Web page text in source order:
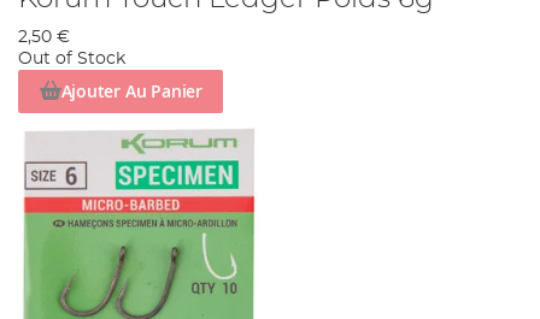
2,50 €
Out of Stock
Ajouter Au Panier